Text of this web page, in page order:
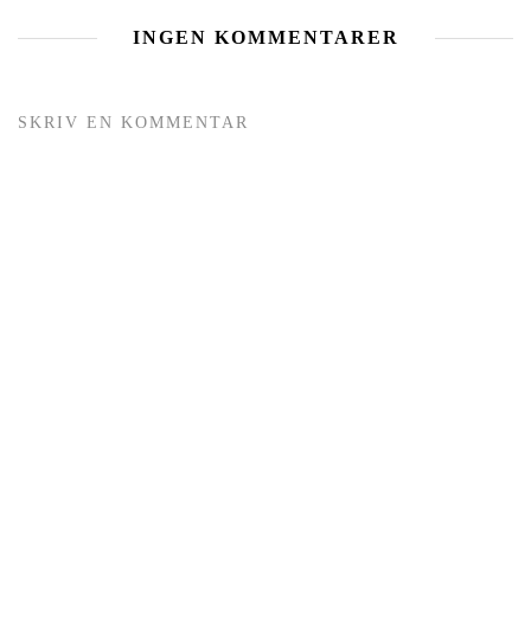
INGEN KOMMENTARER
SKRIV EN KOMMENTAR